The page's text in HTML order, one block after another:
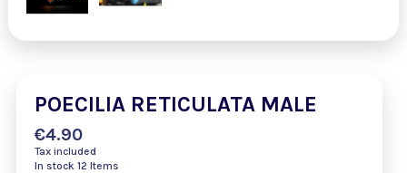
POECILIA RETICULATA MALE
€4.90
Tax included
In stock 12 Items